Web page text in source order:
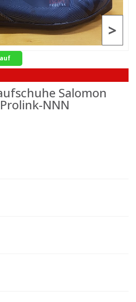
>
Salomon
NNN